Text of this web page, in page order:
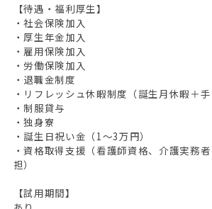
【待遇・福利厚生】
・社会保険加入
・厚生年金加入
・雇用保険加入
・労働保険加入
・退職金制度
・リフレッシュ休暇制度（誕生月休暇＋手
・制服貸与
・独身寮
・誕生日祝い金（1～3万円）
・資格取得支援（看護師資格、介護実務
担）
【試用期間】